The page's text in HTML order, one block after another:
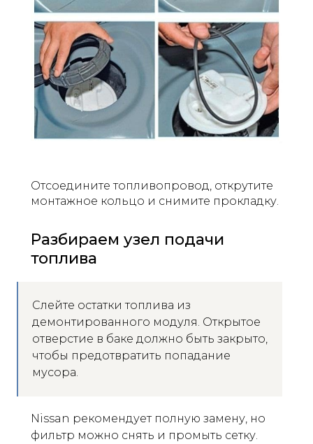
Отсоедините топливопровод, открутите
монтажное кольцо и снимите прокладку.
Разбираем узел подачи
топлива
Слейте остатки топлива из
демонтированного модуля. Открытое
отверстие в баке должно быть закрыто,
чтобы предотвратить попадание
мусора.
Nissan рекомендует полную замену, но
фильтр можно снять и промыть сетку.